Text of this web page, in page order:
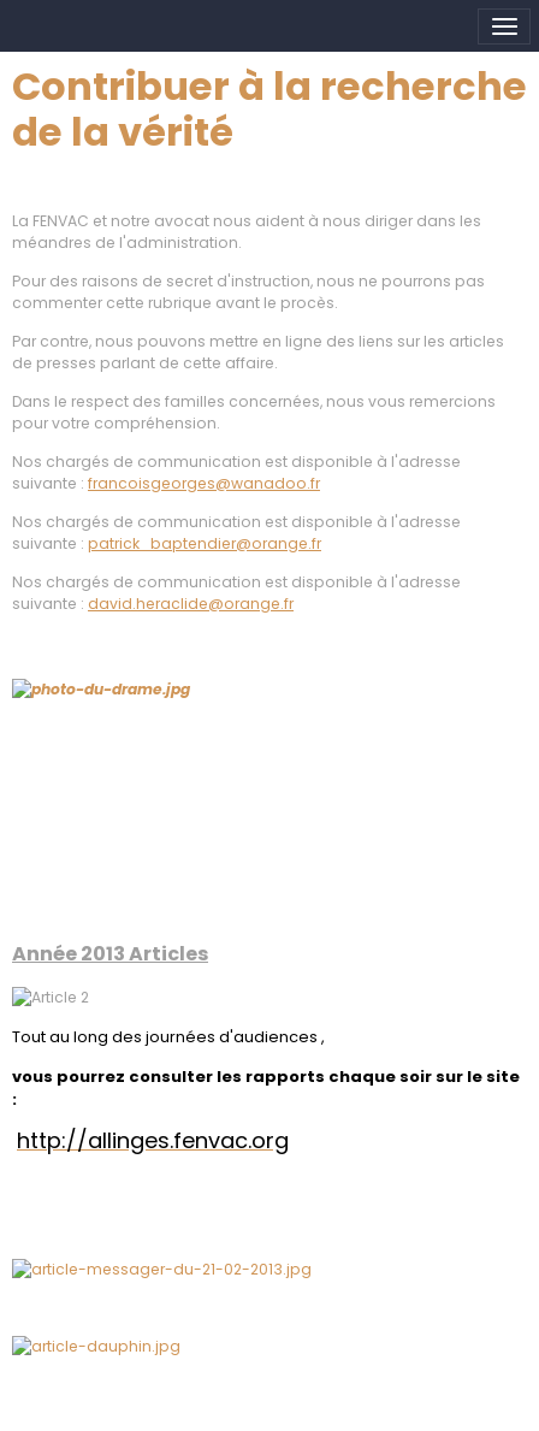
Contribuer à la recherche
de la vérité
La FENVAC et notre avocat nous aident à nous diriger dans les
méandres de l'administration.
Pour des raisons de secret d'instruction, nous ne pourrons pas
commenter cette rubrique avant le procès.
Par contre, nous pouvons mettre en ligne des liens sur les articles
de presses parlant de cette affaire.
Dans le respect des familles concernées, nous vous remercions
pour votre compréhension.
Nos chargés de communication est disponible à l'adresse
suivante : francoisgeorges@wanadoo.fr
Nos chargés de communication est disponible à l'adresse
suivante : patrick_baptendier@orange.fr
Nos chargés de communication est disponible à l'adresse
suivante : david.heraclide@orange.fr
Année 2013 Articles
Tout au long des journées d'audiences ,
vous pourrez consulter les rapports chaque soir sur le site
:
http://allinges.fenvac.org